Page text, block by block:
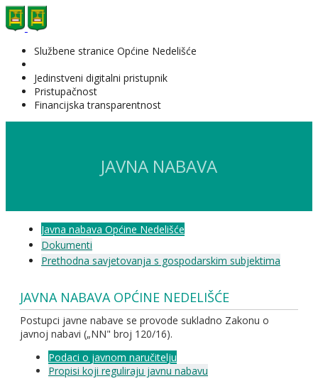
Službene stranice Općine Nedelišće
Jedinstveni digitalni pristupnik
Pristupačnost
Financijska transparentnost
JAVNA NABAVA
Javna nabava Općine Nedelišće
Dokumenti
Prethodna savjetovanja s gospodarskim subjektima
JAVNA NABAVA OPĆINE NEDELIŠĆE
Postupci javne nabave se provode sukladno Zakonu o
javnoj nabavi („NN" broj 120/16).
Podaci o javnom naručitelju
Propisi koji reguliraju javnu nabavu